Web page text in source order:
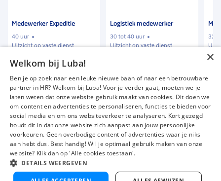
Logistiek medewerker
30 tot 40 uur
Uitzicht op vaste dienst
€ 1800-€ 1950 p.m.
Magazijnmedewerker
32 tot 40 uur
Uitzicht op vaste dienst
Vacatures
Over ons
Werken bij Luba
Voor werkgevers
Mijn Luba
Contact
×
Welkom bij Luba!
Ben je op zoek naar een leuke nieuwe baan of naar een betrouwbare
partner in HR? Welkom bij Luba! Voor je verder gaat, moeten we je
laten weten dat onze website gebruik maakt van cookies. Dit doen we
om content en advertenties te personaliseren, functies te bieden voor
social media en om ons websiteverkeer te analyseren. Kort gezegd
houdt dit in dat onze website zich aanpast aan jouw persoonlijke
voorkeuren. Geen overbodige content of advertenties waar je niks
aan hebt dus. Best handig! Wil je optimaal gebruik maken van onze
website? Klik dan op 'Alle cookies toestaan'.
DETAILS WEERGEVEN